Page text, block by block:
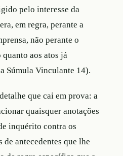
pelo interesse da
em regra, perante a
não perante o
aos atos já
Súmula Vinculante 14).
que cai em prova: a
quaisquer anotações
inquérito contra os
de antecedentes que lhe